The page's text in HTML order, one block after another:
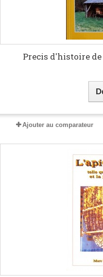
Precis d'histoire
Ajouter au comparateur